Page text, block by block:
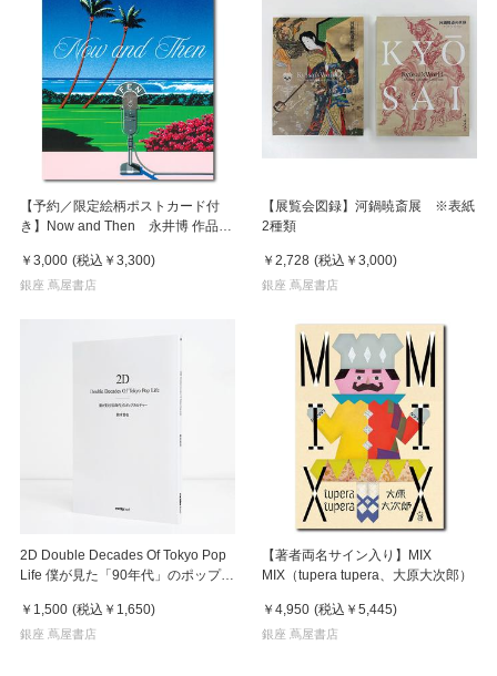
【予約／限定絵柄ポストカード付
き】Now and Then 永井博 作品
￥3,000 (税込 ￥3,300)
銀座 蔦屋書店
【展覧会図録】河鍋暁斎展 ※表紙
2種類
￥2,728 (税込 ￥3,000)
銀座 蔦屋書店
2D Double Decades Of Tokyo Pop
Life 僕が見た「90年代」のポップカ
￥1,500 (税込 ￥1,650)
銀座 蔦屋書店
【著者両名サイン入り】MIX
MIX（tupera tupera、大原大次郎）
￥4,950 (税込 ￥5,445)
銀座 蔦屋書店